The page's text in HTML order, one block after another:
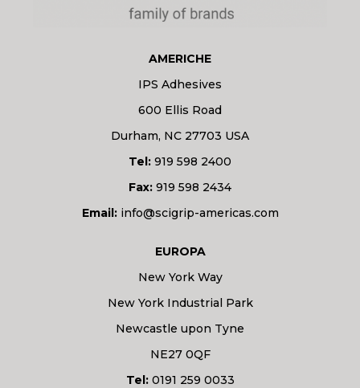
AMERICHE
IPS Adhesives
600 Ellis Road
Durham, NC 27703 USA
Tel: 919 598 2400
Fax: 919 598 2434
Email: info@scigrip-americas.com
EUROPA
New York Way
New York Industrial Park
Newcastle upon Tyne
NE27 0QF
Tel:0191 259 0033